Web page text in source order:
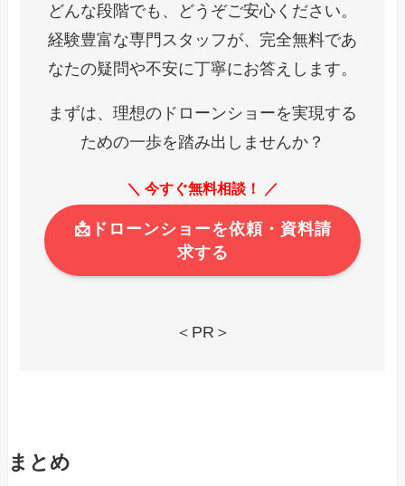
どんな段階でも、どうぞご安心ください。
経験豊富な専門スタッフが、完全無料であ
なたの疑問や不安に丁寧にお答えします。
まずは、理想のドローンショーを実現する
ための一歩を踏み出しませんか？
＼ 今すぐ無料相談！ ／
📩ドローンショーを依頼・資料請
求する
＜PR＞
まとめ